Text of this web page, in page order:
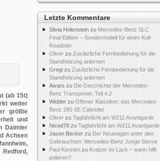
Letzte Kommentare
Silvia Holenstein zu Mercedes-Benz SLC
Final Edition – Sondermodell für einen Kult-
Roadster
Oliver zu Zusätzliche Fernbedienung für die
Standheizung anlernen
Gregi zu Zusätzliche Fernbedienung für die
Standheizung anlernen
Aivars zu Die Geschichte der Mercedes-
Benz Transporter, Teil 4.2
Widder zu Offener Klassiker: das Mercedes-
Benz 280 SE Cabriolet
Oliver zu Tagfahrlicht am W211 Avantgarde
Nicod78 zu Tagfahrlicht am W211 Avantgarde
Jason Becker zu Der Neuwagen unter den
Gebrauchten: Mercedes-Benz Junge Sterne
Paul Kersten zu Kratzer im Lack – wann hilft
polieren?
(ab 15t)
weiter
größte
und
Daimler
Achsen